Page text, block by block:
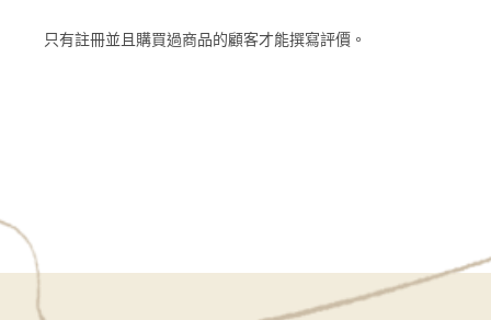
只有註冊並且購買過商品的顧客才能撰寫評價。